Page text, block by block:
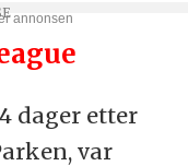
dager etter
var